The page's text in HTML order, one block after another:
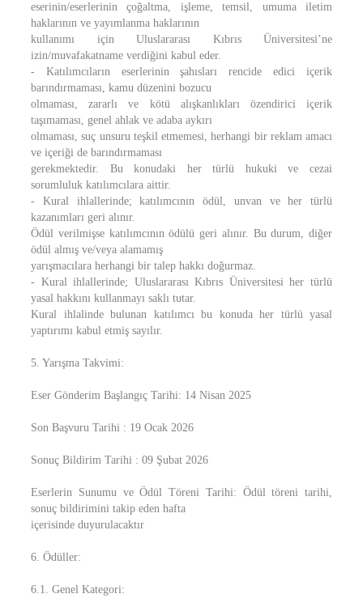
eserinin/eserlerinin çoğaltma, işleme, temsil, umuma iletim
haklarının ve yayımlanma haklarının
kullanımı için Uluslararası Kıbrıs Üniversitesi’ne
izin/muvafakatname verdiğini kabul eder.
- Katılımcıların eserlerinin şahısları rencide edici içerik
barındırmaması, kamu düzenini bozucu
olmaması, zararlı ve kötü alışkanlıkları özendirici içerik
taşımaması, genel ahlak ve adaba aykırı
olmaması, suç unsuru teşkil etmemesi, herhangi bir reklam amacı
ve içeriği de barındırmaması
gerekmektedir. Bu konudaki her türlü hukuki ve cezai
sorumluluk katılımcılara aittir.
- Kural ihlallerinde; katılımcının ödül, unvan ve her türlü
kazanımları geri alınır.
Ödül verilmişse katılımcının ödülü geri alınır. Bu durum, diğer
ödül almış ve/veya alamamış
yarışmacılara herhangi bir talep hakkı doğurmaz.
- Kural ihlallerinde; Uluslararası Kıbrıs Üniversitesi her türlü
yasal hakkını kullanmayı saklı tutar.
Kural ihlalinde bulunan katılımcı bu konuda her türlü yasal
yaptırımı kabul etmiş sayılır.
5. Yarışma Takvimi:
Eser Gönderim Başlangıç Tarihi: 14 Nisan 2025
Son Başvuru Tarihi : 19 Ocak 2026
Sonuç Bildirim Tarihi : 09 Şubat 2026
Eserlerin Sunumu ve Ödül Töreni Tarihi: Ödül töreni tarihi,
sonuç bildirimini takip eden hafta
içerisinde duyurulacaktır
6. Ödüller:
6.1. Genel Kategori: